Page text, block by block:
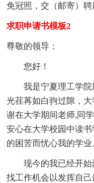
免冠照，交（邮寄）聘
求职申请书模板2
尊敬的领导：
您好！
我是宁夏理工学院
光荏苒如白驹过隙，
谢在大学期间老师,同
安心在大学校园中读
的困苦而忧心我的学业
现今的我已经开始
找工作机会以发挥自